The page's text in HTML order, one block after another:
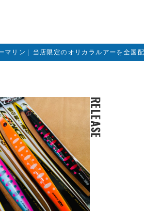
マリン｜当店限定のオリカラルアーを全国
RELEASE